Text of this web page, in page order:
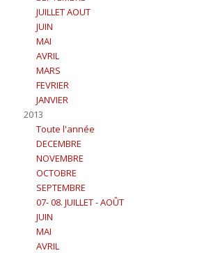
JUILLET AOUT
JUIN
MAI
AVRIL
MARS
FEVRIER
JANVIER
2013
Toute l'année
DECEMBRE
NOVEMBRE
OCTOBRE
SEPTEMBRE
07- 08. JUILLET - AOÛT
JUIN
MAI
AVRIL